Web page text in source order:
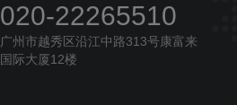
020-22265510
广州市越秀区沿江中路313号康富来
国际大厦12楼